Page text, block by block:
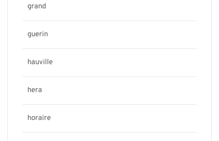
grand
guerin
hauville
hera
horaire